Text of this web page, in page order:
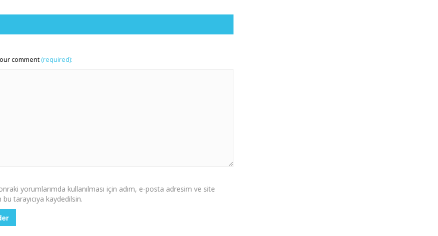
comment(required):
yorumlarımda kullanılması için adım, e-posta adresim ve site
tarayıcıya kaydedilsin.